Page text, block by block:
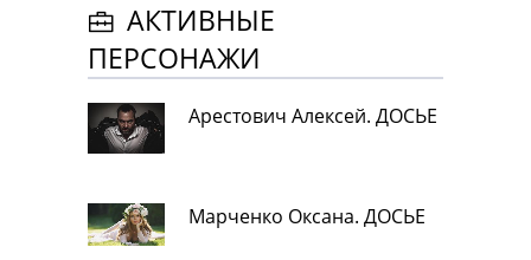
АКТИВНЫЕ
ПЕРСОНАЖИ
Арестович Алексей. ДОСЬЕ
Марченко Оксана. ДОСЬЕ